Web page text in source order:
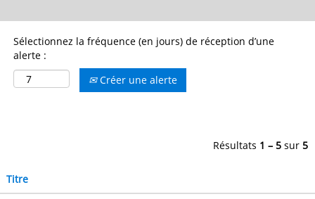
Sélectionnez la fréquence (en jours) de réception d’une
alerte :
Créer une alerte
Résultats 1 – 5 sur 5
Titre